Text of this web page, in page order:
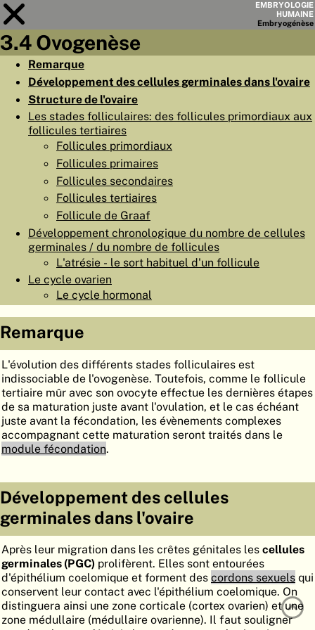
EMBRYOLOGIE
HUMAINE
Embryogénèse
Module3
LISTE DES CHAPITRES
OBJECTIFS
ORGANOGÉNÈSE
RECHERCHER
AIDE
DE
3.4 Ovogenèse
Remarque
Développement des cellules germinales dans l'ovaire
Structure de l'ovaire
Les stades folliculaires: des follicules primordiaux aux
follicules tertiaires
Follicules primordiaux
Follicules primaires
Follicules secondaires
Follicules tertiaires
Follicule de Graaf
Développement chronologique du nombre de cellules
germinales / du nombre de follicules
L'atrésie - le sort habituel d'un follicule
Le cycle ovarien
Le cycle hormonal
Remarque
L'évolution des différents stades folliculaires est
indissociable de l'ovogenèse. Toutefois, comme le follicule
tertiaire mûr avec son ovocyte effectue les dernières étapes
de sa maturation juste avant l'ovulation, et le cas échéant
juste avant la fécondation, les évènements complexes
accompagnant cette maturation seront traités dans le
module fécondation.
Développement des cellules
germinales dans l'ovaire
Après leur migration dans les crêtes génitales les cellules
germinales (PGC) prolifèrent. Elles sont entourées
d'épithélium coelomique et forment des cordons sexuels qui
conservent leur contact avec l'épithélium coelomique. On
distinguera ainsi une zone corticale (cortex ovarien) et une
zone médullaire (médullaire ovarienne). Il faut souligner